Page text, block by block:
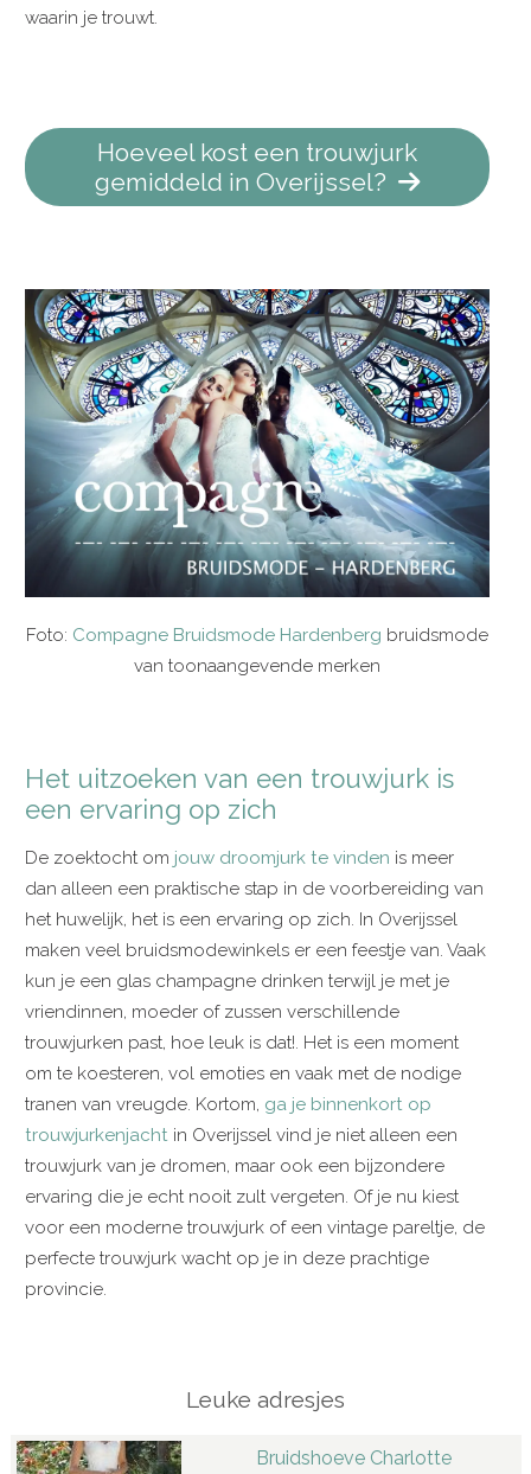
waarin je trouwt.
Hoeveel kost een trouwjurk
gemiddeld in Overijssel?
Foto: Compagne Bruidsmode Hardenberg bruidsmode
van toonaangevende merken
Het uitzoeken van een trouwjurk is
een ervaring op zich
De zoektocht om jouw droomjurk te vinden is meer
dan alleen een praktische stap in de voorbereiding van
het huwelijk, het is een ervaring op zich. In Overijssel
maken veel bruidsmodewinkels er een feestje van. Vaak
kun je een glas champagne drinken terwijl je met je
vriendinnen, moeder of zussen verschillende
trouwjurken past, hoe leuk is dat!. Het is een moment
om te koesteren, vol emoties en vaak met de nodige
tranen van vreugde. Kortom, ga je binnenkort op
trouwjurkenjacht in Overijssel vind je niet alleen een
trouwjurk van je dromen, maar ook een bijzondere
ervaring die je echt nooit zult vergeten. Of je nu kiest
voor een moderne trouwjurk of een vintage pareltje, de
perfecte trouwjurk wacht op je in deze prachtige
provincie.
Leuke adresjes
Bruidshoeve Charlotte